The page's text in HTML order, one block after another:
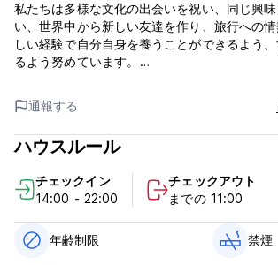
私たちは多様な文化の出会いを祝い、同じ興
い、世界中から新しい友達を作り、旅行への
しい経験で自分自身を養うことができるよう
るよう努めています。
た場所にリラックスできるスペースを用意し、
ーティーの休息を求めています。
確かに、落ち着きのない冒険者が安全で安心
所です。
Cataleya Hostelには、レセプションルーム、
ンがあり、グラウンドフロアには設備が整って
用のランドリーサービスと追加料金が含まれ
ズベッド付きのプライベートダブルルーム2室
レビ、バスルームが備わっています。非常に広
通報する
ハウスルール
チェックイン
14:00 - 22:00
チェックアウト
までの 11:00
年齢制限 禁煙